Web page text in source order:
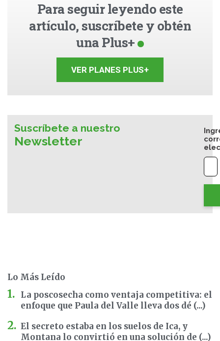
Para seguir leyendo este
artículo, suscríbete y obtén
una Plus+
VER PLANES PLUS+
Suscríbete a nuestro
Newsletter
Lo Más Leído
La poscosecha como ventaja competitiva: el
enfoque que Paula del Valle lleva dos dé (...)
El secreto estaba en los suelos de Ica, y
Montana lo convirtió en una solución de (...)